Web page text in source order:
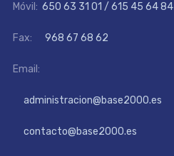
Móvil: 650 63 31 01 / 615 45 64 84
Fax: 968 67 68 62
Email:
administracion@base2000.es
contacto@base2000.es